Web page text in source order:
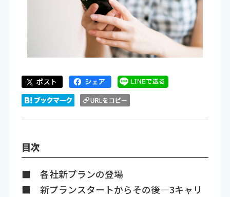
目次
■ 各社新プランの登場
■ 新プランスタートからその後―3キャリ